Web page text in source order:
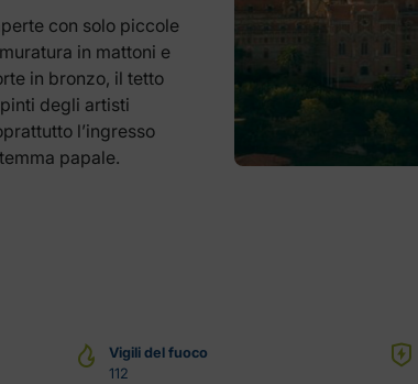
con solo piccole
in mattoni e
in bronzo, il tetto
degli artisti
l’ingresso
papale.
Vigili del fuoco
112